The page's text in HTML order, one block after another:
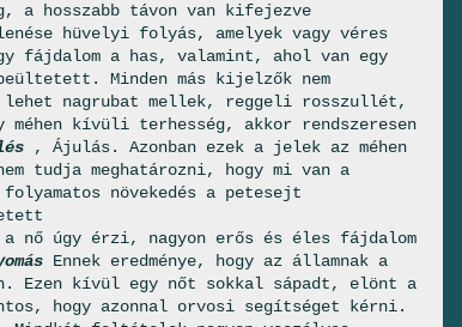
a hosszabb távon van kifejezve
hüvelyi folyás, amelyek vagy véres
fájdalom a has, valamint, ahol van egy
Minden más kijelzők nem
nagrubat mellek, reggeli rosszullét,
kívüli terhesség, akkor rendszeresen
, Ájulás. Azonban ezek a jelek az méhen
tudja meghatározni, hogy mi van a
növekedés a petesejt
nő úgy érzi, nagyon erős és éles fájdalom
Ennek eredménye, hogy az államnak a
Ezen kívül egy nőt sokkal sápadt, elönt a
hogy azonnal orvosi segítséget kérni.